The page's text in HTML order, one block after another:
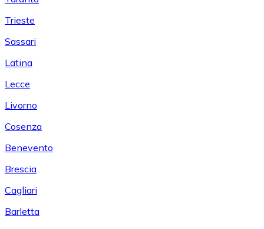
Trieste
Sassari
Latina
Lecce
Livorno
Cosenza
Benevento
Brescia
Cagliari
Barletta